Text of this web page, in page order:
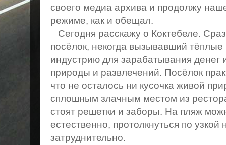
своего медиа архива и продолжу
режиме, как и обещал.
Сегодня расскажу о Коктебеле.
посёлок, некогда вызывавший
индустрию для зарабатывания денег
природы и развлечений. Посёлок
что не осталось ни кусочка живой
сплошным злачным местом из
стоят решетки и заборы. На пляж
естественно, протолкнуться по
затруднительно.